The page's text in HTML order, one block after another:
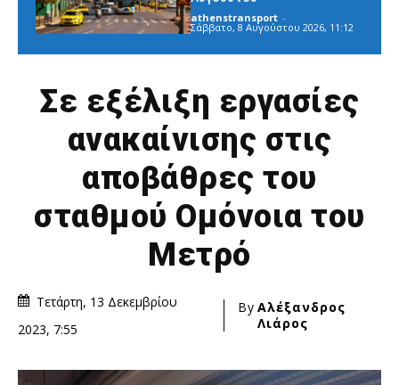
athenstransport -
Σάββατο, 8 Αυγούστου 2026, 11:12
Σε εξέλιξη εργασίες
ανακαίνισης στις
αποβάθρες του
σταθμού Ομόνοια του
Μετρό
Τετάρτη, 13 Δεκεμβρίου
2023, 7:55
By Αλέξανδρος
Λιάρος